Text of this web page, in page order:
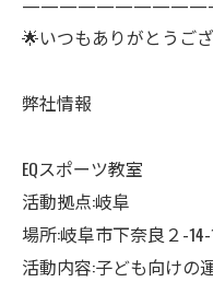
🌟いつもありがとうご
弊社情報
EQスポーツ教室
活動拠点:岐阜
場所:岐阜市下奈良２-14-
活動内容:子ども向けの